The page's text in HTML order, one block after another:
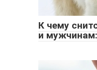
К чему
и мужчинам: